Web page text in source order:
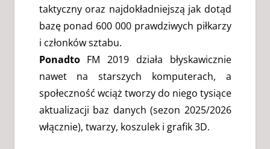
taktyczny oraz najdokładniejszą jak dotąd
bazę ponad 600 000 prawdziwych piłkarzy
i członków sztabu.
PonadtoFM 2019 działa błyskawicznie
nawet na starszych komputerach, a
społeczność wciąż tworzy do niego tysiące
aktualizacji baz danych (sezon 2025/2026
włącznie), twarzy, koszulek i grafik 3D.